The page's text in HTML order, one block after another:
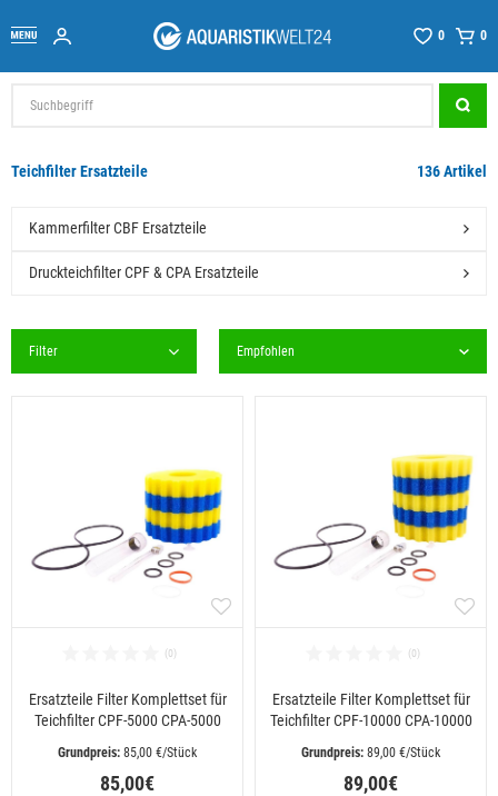
0 0
Teichfilter Ersatzteile 136 Artikel
Kammerfilter CBF Ersatzteile
Druckteichfilter CPF & CPA Ersatzteile
Filter
Ersatzteile Filter Komplettset für
Teichfilter CPF-5000 CPA-5000
85,00 €/Stück
85,00€
Ersatzteile Filter Komplettset für
Teichfilter CPF-10000 CPA-10000
89,00 €/Stück
89,00€